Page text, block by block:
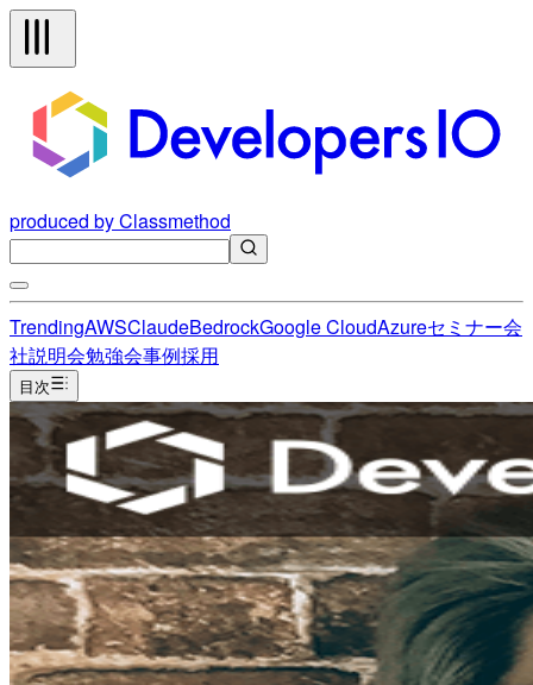
produced by Classmethod
TrendingAWSClaudeBedrockGoogle CloudAzureセミナー会
社説明会勉強会事例採用
目次